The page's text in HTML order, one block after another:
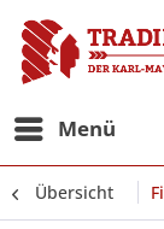
Menü
Übersicht